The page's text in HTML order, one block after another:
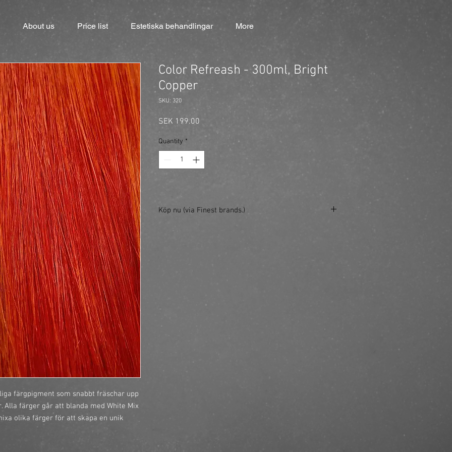
About us Price list Estetiska behandlingar More
färgpigment som snabbt fräschar upp
färger går att blanda med White Mix
olika färger för att skapa en unik
Color Refreash - 300ml, Bright
Copper
SKU: 320
SEK 199.00
Quantity *
Köp nu (via Finest brands.)